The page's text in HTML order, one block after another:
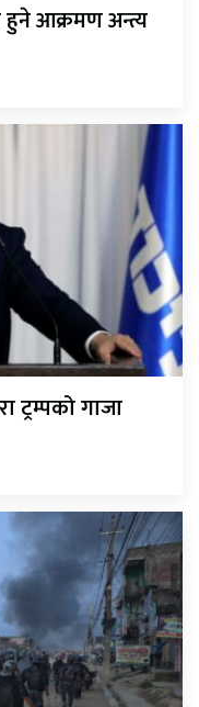
हुने आक्रमण अन्त्य
ट्रम्पको गाजा